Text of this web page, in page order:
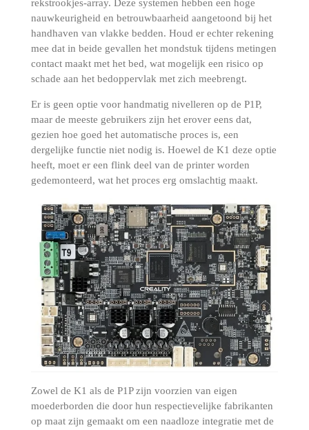
rekstrookjes-array. Deze systemen hebben een hoge
nauwkeurigheid en betrouwbaarheid aangetoond bij het
handhaven van vlakke bedden. Houd er echter rekening
mee dat in beide gevallen het mondstuk tijdens metingen
contact maakt met het bed, wat mogelijk een risico op
schade aan het bedoppervlak met zich meebrengt.
Er is geen optie voor handmatig nivelleren op de P1P,
maar de meeste gebruikers zijn het erover eens dat,
gezien hoe goed het automatische proces is, een
dergelijke functie niet nodig is. Hoewel de K1 deze optie
heeft, moet er een flink deel van de printer worden
gedemonteerd, wat het proces erg omslachtig maakt.
Zowel de K1 als de P1P zijn voorzien van eigen
moederborden die door hun respectievelijke fabrikanten
op maat zijn gemaakt om een ​​naadloze integratie met de